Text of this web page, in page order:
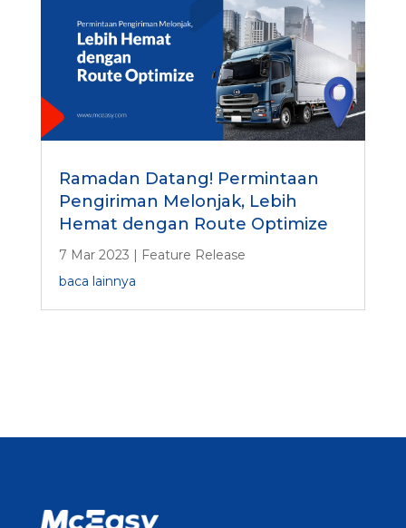
Ramadan Datang! Permintaan
Pengiriman Melonjak, Lebih
Hemat dengan Route Optimize
7 Mar 2023 | Feature Release
baca lainnya